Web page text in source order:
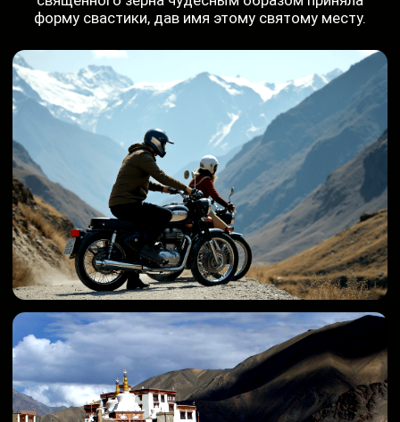
Шринагар, раскинувшийся на берегах озера Дал,
скользят шикары – традиционные лодки с
навесами, – дарят городу неповторимое
очарование.